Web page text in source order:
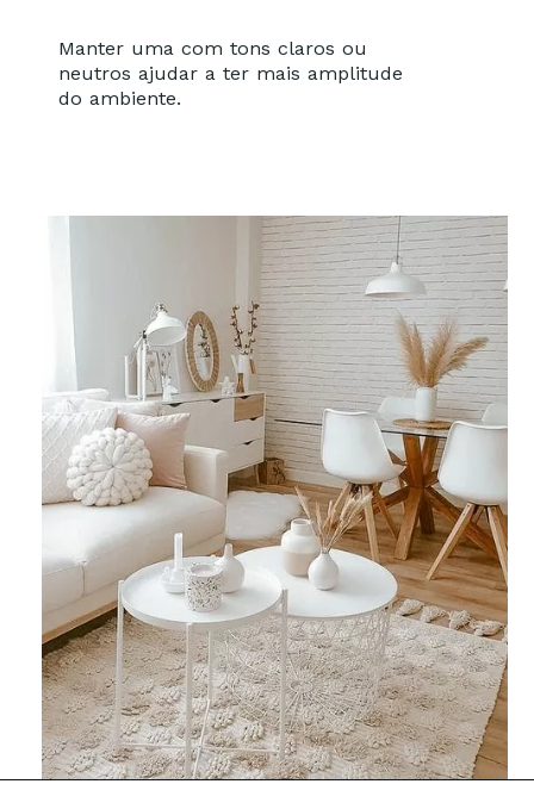
Manter uma com tons claros ou
neutros ajudar a ter mais amplitude
do ambiente.